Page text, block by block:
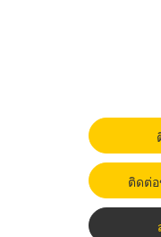
ติดต่